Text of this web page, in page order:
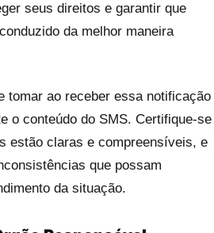
seus direitos e garantir que
da melhor maneira
tomar ao receber essa notificação
o conteúdo do SMS. Certifique-se
estão claras e compreensíveis, e
que possam
da situação.